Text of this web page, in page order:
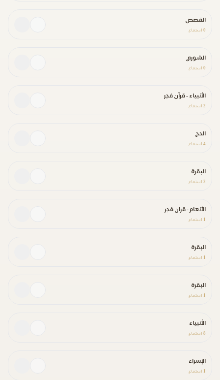
القصص
0 استماع
الشوري
0 استماع
الأنبياء - قرآن فجر
2 استماع
الحج
4 استماع
البقرة
2 استماع
الأنعام - قران فجر
1 استماع
البقرة
1 استماع
البقرة
1 استماع
الأنبياء
8 استماع
الإسراء
1 استماع